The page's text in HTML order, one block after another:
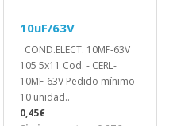
10uF/63V
COND.ELECT. 10MF-63V
105 5x11 Cod. - CERL-
10MF-63V Pedido mínimo
10 unidad..
0,45€